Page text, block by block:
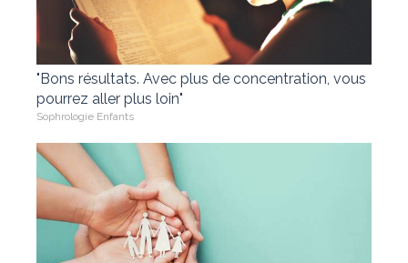
"Bons résultats. Avec plus de concentration, vous
pourrez aller plus loin"
Sophrologie Enfants